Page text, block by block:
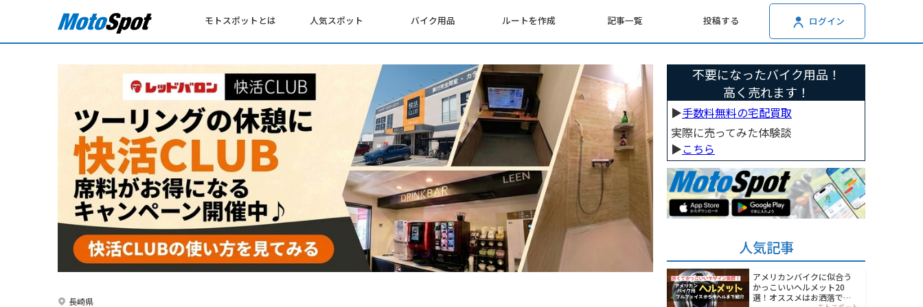
モトスポットとは 人気スポット バイク用品 ルートを作成 記事一覧 投稿する ログイン
長崎県
不要になったバイク用品！
高く売れます！
▶︎手数料無料の宅配買取
実際に売ってみた体験談
▶︎こちら
人気記事
アメリカンバイクに似合う
かっこいいヘルメット20
選！オススメはお洒落でワ